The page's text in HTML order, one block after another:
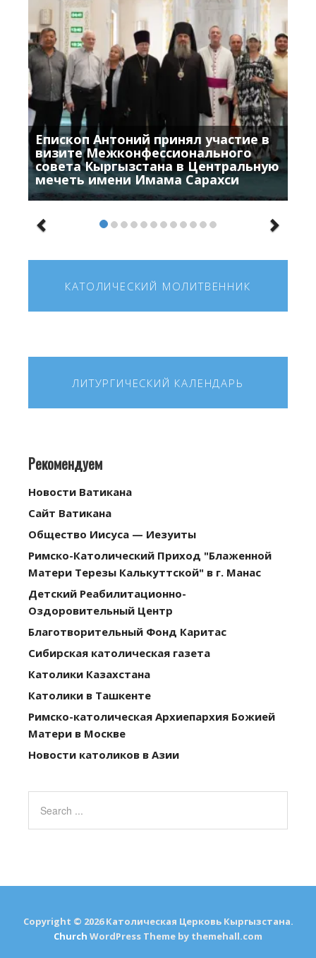
Епископ Антоний принял участие в
визите Межконфессионального
совета Кыргызстана в Центральную
мечеть имени Имама Сарахси
КАТОЛИЧЕСКИЙ МОЛИТВЕННИК
ЛИТУРГИЧЕСКИЙ КАЛЕНДАРЬ
Рекомендуем
Новости Ватикана
Сайт Ватикана
Общество Иисуса — Иезуиты
Римско-Католический Приход "Блаженной
Матери Терезы Калькуттской" в г. Манас
Детский Реабилитационно-
Оздоровительный Центр
Благотворительный Фонд Каритас
Сибирская католическая газета
Католики Казахстана
Католики в Ташкенте
Римско-католическая Архиепархия Божией
Матери в Москве
Новости католиков в Азии
Copyright © 2026 Католическая Церковь Кыргызстана.
Church WordPress Theme by themehall.com